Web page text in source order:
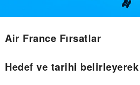
Air France Fırsatlar
Hedef ve tarihi belirleyerek